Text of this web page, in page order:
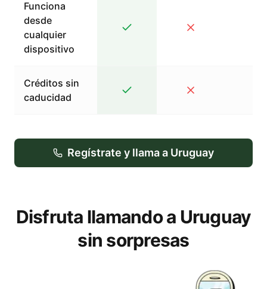
Funciona
desde
cualquier
dispositivo
Créditos sin
caducidad
Regístrate y llama a Uruguay
Disfruta llamando a Uruguay
sin sorpresas